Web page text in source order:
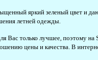
яркий зеленый цвет и
летней одежды.
Вас только лучшее, поэтому
цены и качества. В